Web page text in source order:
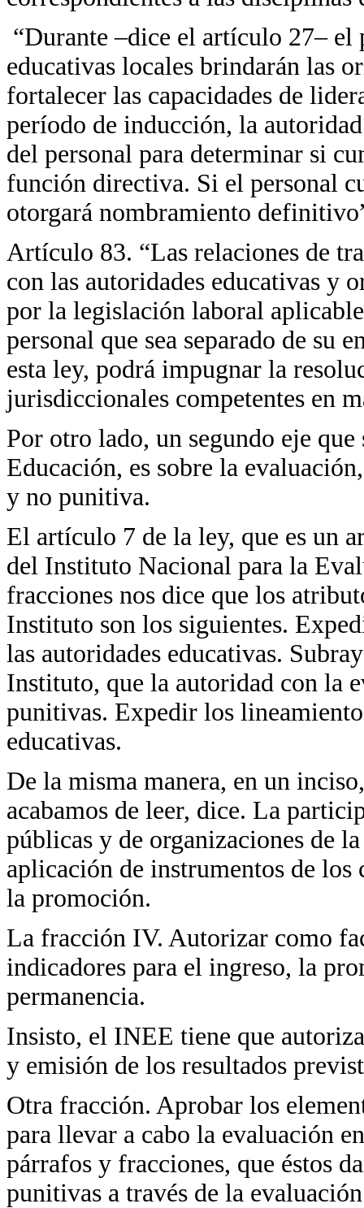
“Durante –dice el artículo 27– el
educativas locales brindarán las
fortalecer las capacidades de
período de inducción, la
del personal para determinar si
función directiva. Si el personal
otorgará nombramiento
Artículo 83. “Las relaciones de
con las autoridades educativas y
por la legislación laboral
personal que sea separado de su
esta ley, podrá impugnar la
jurisdiccionales competentes en
Por otro lado, un segundo eje
Educación, es sobre la
y no punitiva.
El artículo 7 de la ley, que es un
del Instituto Nacional para la
fracciones nos dice que los
Instituto son los siguientes.
las autoridades educativas.
Instituto, que la autoridad con la
punitivas. Expedir los
educativas.
De la misma manera, en un
acabamos de leer, dice. La
públicas y de organizaciones de
aplicación de instrumentos de
la promoción.
La fracción IV. Autorizar como
indicadores para el ingreso, la
permanencia.
Insisto, el INEE tiene que
y emisión de los resultados
Otra fracción. Aprobar los
para llevar a cabo la evaluación
párrafos y fracciones, que éstos
punitivas a través de la